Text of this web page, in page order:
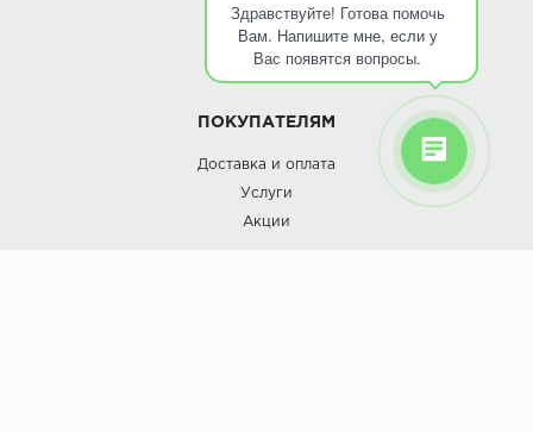
Здравствуйте! Готова помочь
Вам. Напишите мне, если у
Вас появятся вопросы.
О компании
ПОКУПАТЕЛЯМ
Доставка и оплата
Услуги
Акции